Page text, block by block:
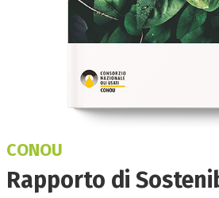
CONOU
Rapporto di